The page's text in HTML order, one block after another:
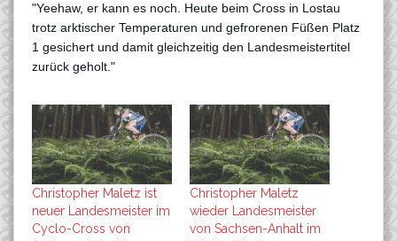
"Yeehaw, er kann es noch. Heute beim Cross in Lostau
trotz arktischer Temperaturen und gefrorenen Füßen Platz
1 gesichert und damit gleichzeitig den Landesmeistertitel
zurück geholt."
Christopher Maletz ist
neuer Landesmeister im
Cyclo-Cross von
Christopher Maletz
wieder Landesmeister
von Sachsen-Anhalt im